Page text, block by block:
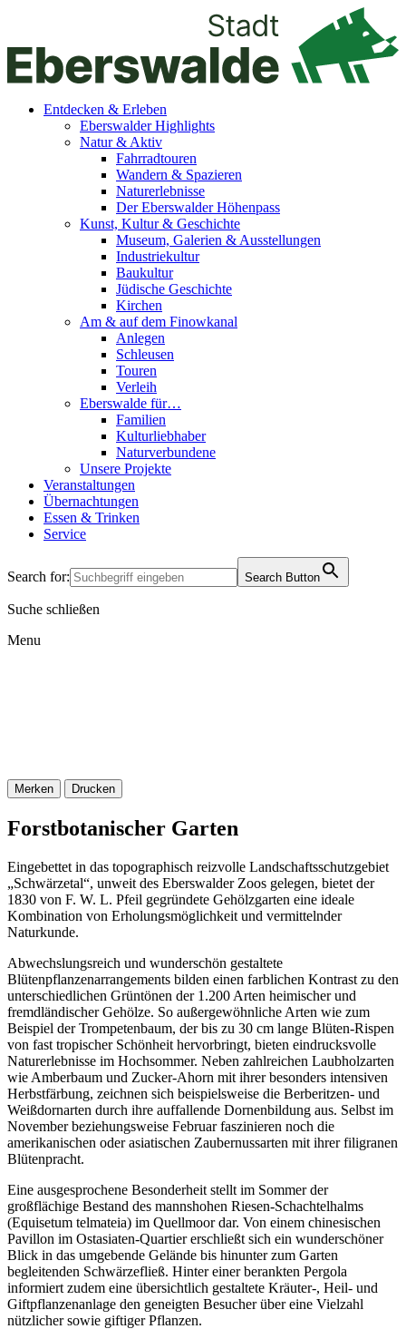
Entdecken & Erleben
Eberswalder Highlights
Natur & Aktiv
Fahrradtouren
Wandern & Spazieren
Naturerlebnisse
Der Eberswalder Höhenpass
Kunst, Kultur & Geschichte
Museum, Galerien & Ausstellungen
Industriekultur
Baukultur
Jüdische Geschichte
Kirchen
Am & auf dem Finowkanal
Anlegen
Schleusen
Touren
Verleih
Eberswalde für…
Familien
Kulturliebhaber
Naturverbundene
Unsere Projekte
Veranstaltungen
Übernachtungen
Essen & Trinken
Service
Search for: Search Button
Suche schließen
Menu
Merken Drucken
Forstbotanischer Garten
Eingebettet in das topographisch reizvolle Landschaftsschutzgebiet
„Schwärzetal“, unweit des Eberswalder Zoos gelegen, bietet der
1830 von F. W. L. Pfeil gegründete Gehölzgarten eine ideale
Kombination von Erholungsmöglichkeit und vermittelnder
Naturkunde.
Abwechslungsreich und wunderschön gestaltete
Blütenpflanzenarrangements bilden einen farblichen Kontrast zu den
unterschiedlichen Grüntönen der 1.200 Arten heimischer und
fremdländischer Gehölze. So außergewöhnliche Arten wie zum
Beispiel der Trompetenbaum, der bis zu 30 cm lange Blüten-Rispen
von fast tropischer Schönheit hervorbringt, bieten eindrucksvolle
Naturerlebnisse im Hochsommer. Neben zahlreichen Laubholzarten
wie Amberbaum und Zucker-Ahorn mit ihrer besonders intensiven
Herbstfärbung, zeichnen sich beispielsweise die Berberitzen- und
Weiß­dornarten durch ihre auf­fallende Dornenbildung aus. Selbst im
November beziehungsweise Februar faszinieren noch die
amerikanischen oder asiatischen Zaubernussarten mit ihrer filigranen
Blütenpracht.
Eine ausgesprochene Besonderheit stellt im Sommer der
großflächige Bestand des mannshohen Riesen-Schach­telhalms
(Equisetum telma­teia) im Quell­moor dar. Von einem chinesischen
Pavillon im Ostasiaten-Quartier erschließt sich ein wunderschöner
Blick in das umgebende Gelände bis hinunter zum Garten
begleitenden Schwärzefließ. Hinter einer berankten Pergola
informiert zudem eine übersichtlich gestaltete Kräuter-, Heil- und
Giftpflanzenanlage den geneigten Besucher über eine Vielzahl
nützli­cher sowie giftiger Pflanzen.